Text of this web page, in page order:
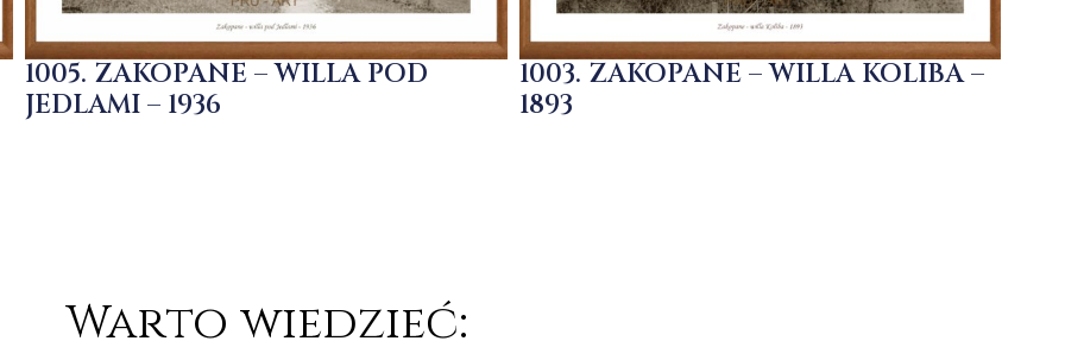
1005. ZAKOPANE – WILLA POD
JEDLAMI – 1936
1003. ZAKOPANE – WILLA KOLIBA –
1893
Warto wiedzieć: